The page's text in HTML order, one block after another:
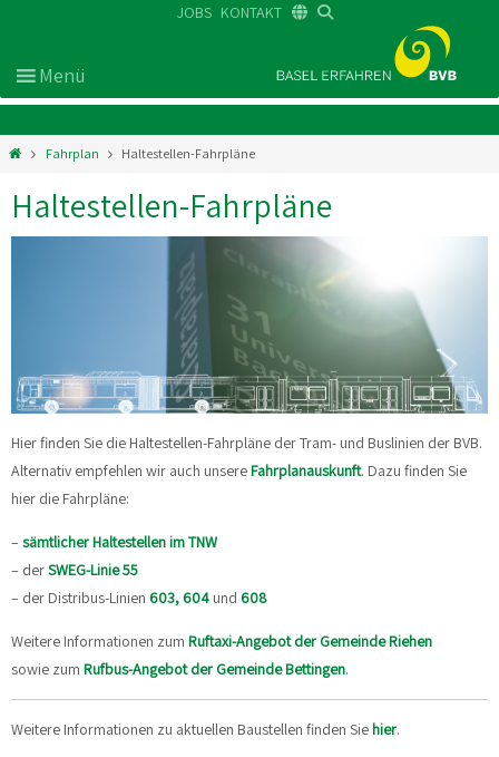
JOBS KONTAKT
Fahrplan Haltestellen-Fahrpläne
Haltestellen-Fahrpläne
Hier finden Sie die Haltestellen-Fahrpläne der Tram- und Buslinien der BVB.
Alternativ empfehlen wir auch unsereFahrplanauskunft. Dazu finden Sie
hier die Fahrpläne:
– sämtlicher Haltestellen im TNW
– derSWEG-Linie 55
– der Distribus-Linien 603, 604 und 608
Weitere Informationen zum Ruftaxi-Angebot der Gemeinde Riehen
sowie zum Rufbus-Angebot der Gemeinde Bettingen.
Weitere Informationen zu aktuellen Baustellen finden Siehier.